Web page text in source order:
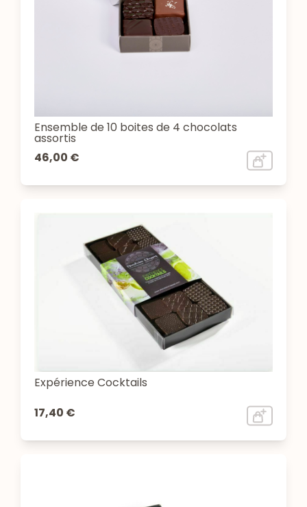
Ensemble de 10 boites de 4 chocolats
assortis
46,00 €
Expérience Cocktails
17,40 €